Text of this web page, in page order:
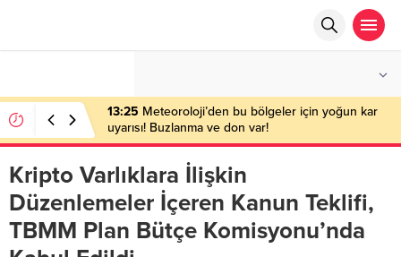
13:25 Meteoroloji’den bu bölgeler için yoğun kar
uyarısı! Buzlanma ve don var!
Kripto Varlıklara İlişkin
Düzenlemeler İçeren Kanun Teklifi,
TBMM Plan Bütçe Komisyonu’nda